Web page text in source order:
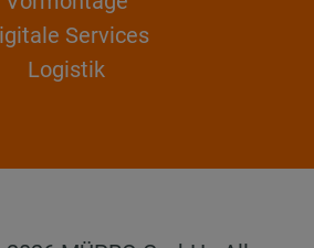
Services
Logistik